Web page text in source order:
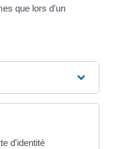
que lors d'un
d'identité